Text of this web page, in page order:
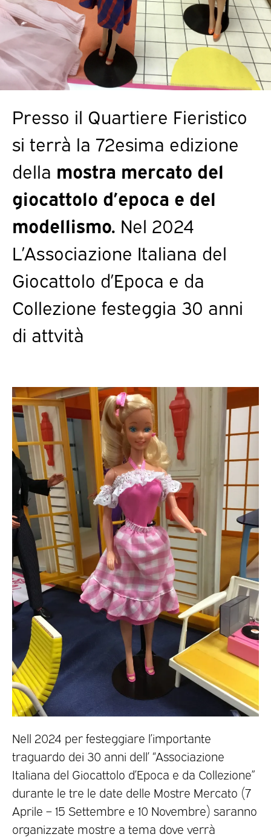
Presso il Quartiere Fieristico
si terrà la 72esima edizione
della mostra mercato del
giocattolo d’epoca e del
modellismo. Nel 2024
L’Associazione Italiana del
Giocattolo d’Epoca e da
Collezione festeggia 30 anni
di attvità
Nell 2024 per festeggiare l’importante
traguardo dei 30 anni dell’ “Associazione
Italiana del Giocattolo d’Epoca e da Collezione”
durante le tre le date delle Mostre Mercato (7
Aprile – 15 Settembre e 10 Novembre) saranno
organizzate mostre a tema dove verrà